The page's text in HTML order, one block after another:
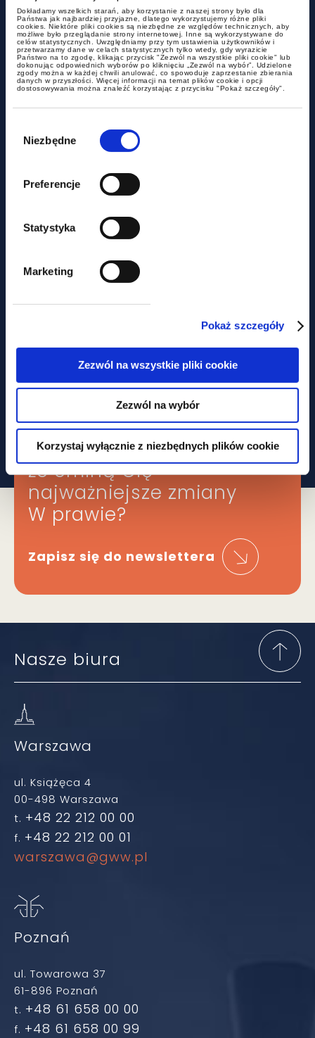
Dokładamy wszelkich starań, aby korzystanie z naszej strony było dla
Państwa jak najbardziej przyjazne, dlatego wykorzystujemy różne pliki
cookies. Niektóre pliki cookies są niezbędne ze względów technicznych, aby
możliwe było przeglądanie strony internetowej. Inne są wykorzystywane do
celów statystycznych. Uwzględniamy przy tym ustawienia użytkowników i
przetwarzamy dane w celach statystycznych tylko wtedy, gdy wyrazicie
Państwo na to zgodę, klikając przycisk "Zezwól na wszystkie pliki cookie" lub
dokonując odpowiednich wyborów po kliknięciu „Zezwól na wybór”. Udzielone
zgody można w każdej chwili anulować, co spowoduje zaprzestanie zbierania
danych w przyszłości. Więcej informacji na temat plików cookie i opcji
dostosowywania można znaleźć korzystając z przycisku "Pokaż szczegóły".
zgody
Niezbędne
Preferencje
Statystyka
Marketing
Pokaż szczegóły
Zezwól na wszystkie pliki cookie
Zezwól na wybór
Korzystaj wyłącznie z niezbędnych plików cookie
Fundacja Dorastaj z Nami
Raport nt. stosowania art. 70 § 6
podatkowa w praktyce
państwowych organów
podatkowych
Obawiasz się,
że ominą Cię
najważniejsze zmiany
W prawie?
Zapisz się do newslettera
Nasze biura
Warszawa
ul. Książęca 4
00-498 Warszawa
t. +48 22 212 00 00
f. +48 22 212 00 01
warszawa@gww.pl
Poznań
ul. Towarowa 37
61-896 Poznań
t. +48 61 658 00 00
f. +48 61 658 00 99